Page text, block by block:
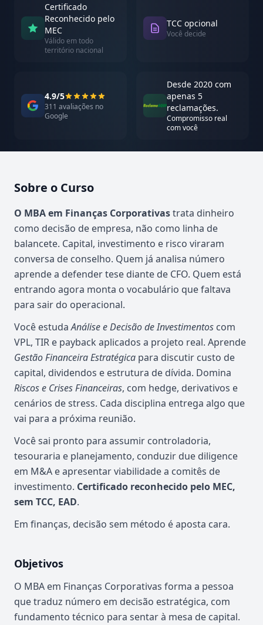
Certificado
Reconhecido pelo
MEC
Válido em todo
território nacional
TCC opcional
Você decide
4.9/5
311 avaliações no
Google
Desde 2020 com
apenas 5
reclamações.
Compromisso real
com você
Sobre o Curso
Atualizado em abril de 2026
O MBA em Finanças Corporativastrata dinheiro
como decisão de empresa, não como linha de
balancete. Capital, investimento e risco viraram
conversa de conselho. Quem já analisa número
aprende a defender tese diante de CFO. Quem está
entrando agora monta o vocabulário que faltava
para sair do operacional.
Você estudaAnálise e Decisão de Investimentos com
VPL, TIR e payback aplicados a projeto real. Aprende
Gestão Financeira Estratégica para discutir custo de
capital, dividendos e estrutura de dívida. Domina
Riscos e Crises Financeiras, com hedge, derivativos e
cenários de stress. Cada disciplina entrega algo que
vai para a próxima reunião.
Você sai pronto para assumir controladoria,
tesouraria e planejamento, conduzir due diligence
em M&A e apresentar viabilidade a comitês de
investimento. Certificado reconhecido pelo MEC,
sem TCC, EAD.
Em finanças, decisão sem método é aposta cara.
Objetivos
O MBA em Finanças Corporativas forma a pessoa
que traduz número em decisão estratégica, com
fundamento técnico para sentar à mesa de capital.